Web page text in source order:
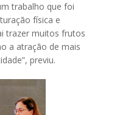
trabalho que foi
física e
trazer muitos frutos
a atração de mais
previu.